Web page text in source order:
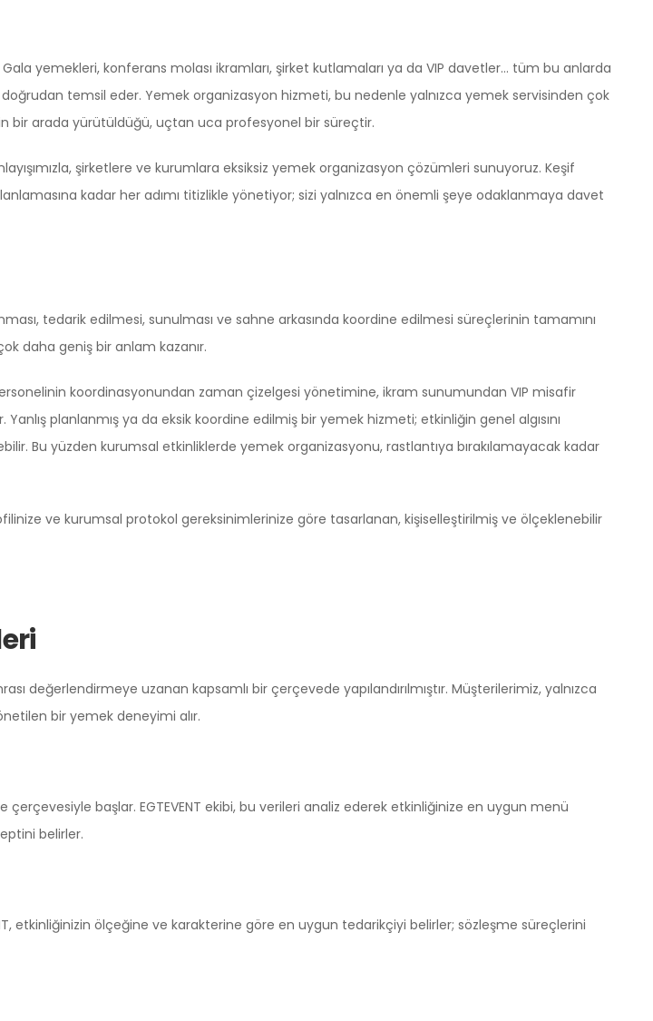
yemekleri, konferans molası ikramları, şirket kutlamaları ya da VIP davetler… tüm bu anlarda
temsil eder. Yemek organizasyon hizmeti, bu nedenle yalnızca yemek servisinden çok
bir arada yürütüldüğü, uçtan uca profesyonel bir süreçtir.
şirketlere ve kurumlara eksiksiz yemek organizasyon çözümleri sunuyoruz. Keşif
kadar her adımı titizlikle yönetiyor; sizi yalnızca en önemli şeye odaklanmaya davet
tedarik edilmesi, sunulması ve sahne arkasında koordine edilmesi süreçlerinin tamamını
daha geniş bir anlam kazanır.
koordinasyonundan zaman çizelgesi yönetimine, ikram sunumundan VIP misafir
planlanmış ya da eksik koordine edilmiş bir yemek hizmeti; etkinliğin genel algısını
Bu yüzden kurumsal etkinliklerde yemek organizasyonu, rastlantıya bırakılamayacak kadar
ve kurumsal protokol gereksinimlerinize göre tasarlanan, kişiselleştirilmiş ve ölçeklenebilir
değerlendirmeye uzanan kapsamlı bir çerçevede yapılandırılmıştır. Müşterilerimiz, yalnızca
bir yemek deneyimi alır.
başlar. EGTEVENT ekibi, bu verileri analiz ederek etkinliğinize en uygun menü
belirler.
etkinliğinizin ölçeğine ve karakterine göre en uygun tedarikçiyi belirler; sözleşme süreçlerini